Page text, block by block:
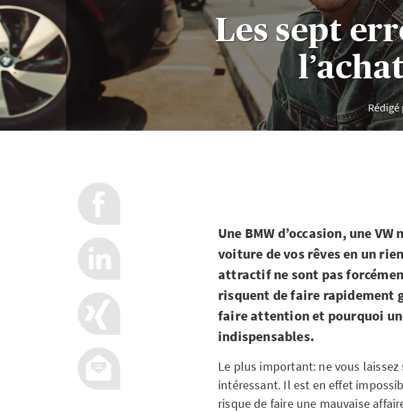
Les sept
Rédigé
Une BMW d’occasion, une
voiture de vos rêves en un
attractif ne sont pas
risquent de faire rapidement
faire attention et pourquoi
indispensables.
Le plus important: ne vous
intéressant. Il est en effet
risque de faire une mauvaise